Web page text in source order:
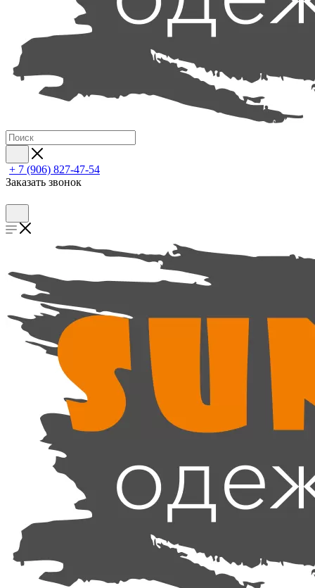
+ 7 (906) 827-47-54
Заказать звонок